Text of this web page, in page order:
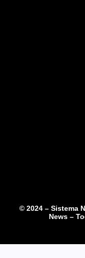
© 2024 – Sistema
News –